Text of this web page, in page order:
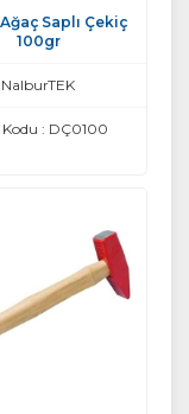
Saplı Çekiç
100gr
NalburTEK
Kodu : DÇ0100